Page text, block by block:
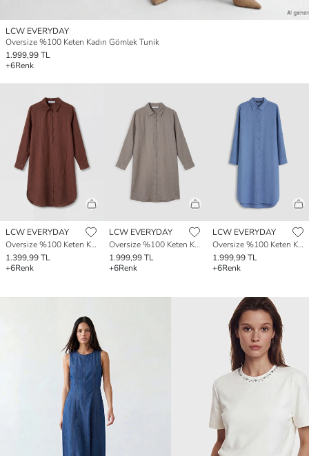
LCW EVERYDAY
Oversize %100 Keten Kadın Gömlek Tunik
1.999,99 TL
+6Renk
LCW EVERYDAY
Oversize %100 Keten Kadın Gömlek Tunik
1.399,99 TL
+6Renk
LCW EVERYDAY
Oversize %100 Keten Kadın Gömlek Tunik
1.999,99 TL
+6Renk
LCW EVERYDAY
Oversize %100 Keten Kadın Gömlek Tunik
1.999,99 TL
+6Renk